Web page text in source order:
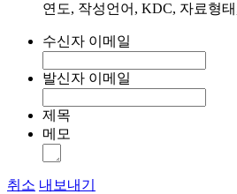
연도, 작성언어, KDC, 자료형
수신자 이메일
발신자 이메일
제목
메모
취소 내보내기